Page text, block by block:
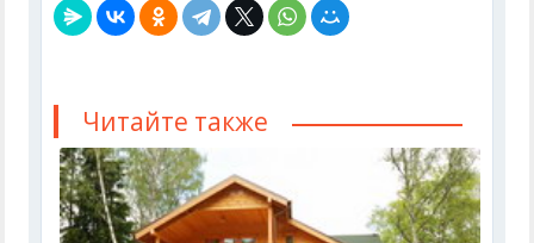
Читайте также